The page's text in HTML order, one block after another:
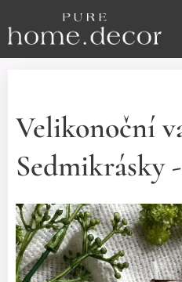
Velikonoční
Sedmikrásky